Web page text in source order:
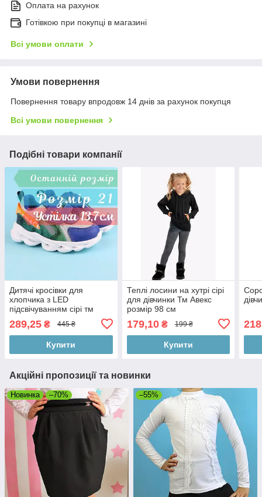
Оплата на рахунок
Готівкою при покупці в магазині
Всі умови оплати
Умови повернення
Повернення товару впродовж 14 днів за рахунок покупця
Всі умови повернення
Подібні товари компанії
Дитячі кросівки для
хлопчика з LED
підсвічуванням сірі тм
Tomm розмір 21 - устілка
13,7 см
289,25 ₴ 445 ₴
Купити
Теплі лосини на хутрі сірі
для дівчинки Тм Авекс
розмір 98 см
179,10₴ 199 ₴
Купити
Акційні пропозиції та новинки
Новинка –70% –55%